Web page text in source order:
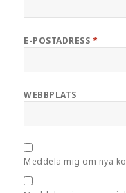
E-POSTADRESS *
WEBBPLATS
Meddela mig om nya